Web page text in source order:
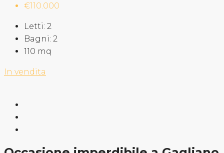
€110.000
Letti: 2
Bagni: 2
110 mq
In vendita